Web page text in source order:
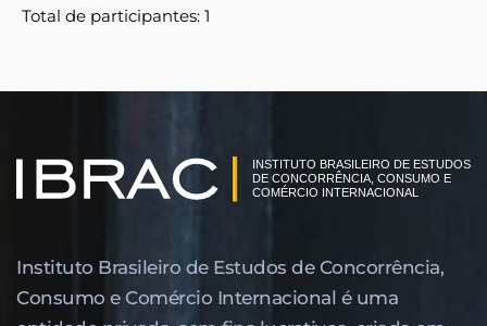
Total de participantes: 1
Instituto Brasileiro de Estudos de Concor­rência,
Consumo e Comércio Internacional é uma